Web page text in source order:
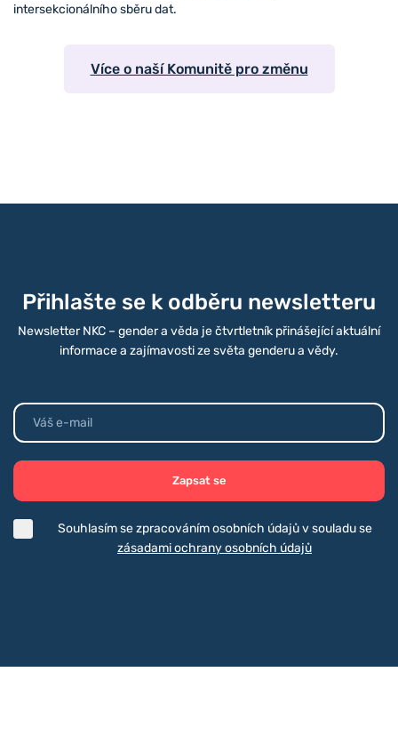
intersekcionálního sběru dat.
Více o naší Komunitě pro změnu
Přihlašte se k odběru newsletteru
Newsletter NKC – gender a věda je čtvrtletník přinášející aktuální
informace a zajímavosti ze světa genderu a vědy.
Zapsat se
Souhlasím se zpracováním osobních údajů v souladu se
zásadami ochrany osobních údajů